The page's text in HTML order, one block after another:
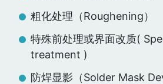
粗化处理（Roughening）
特殊前处理或界面改质(
treatment )
防焊显影（Solder Mask